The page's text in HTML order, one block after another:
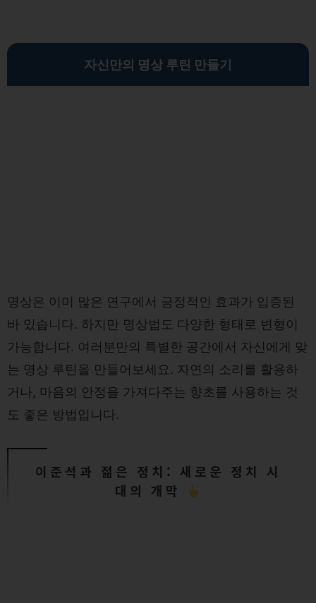
자신만의 명상 루틴 만들기
명상은 이미 많은 연구에서 긍정적인 효과가 입증된
바 있습니다. 하지만 명상법도 다양한 형태로 변형이
가능합니다. 여러분만의 특별한 공간에서 자신에게 맞
는 명상 루틴을 만들어보세요. 자연의 소리를 활용하
거나, 마음의 안정을 가져다주는 향초를 사용하는 것
도 좋은 방법입니다.
이준석과 젊은 정치: 새로운 정치 시
대의 개막